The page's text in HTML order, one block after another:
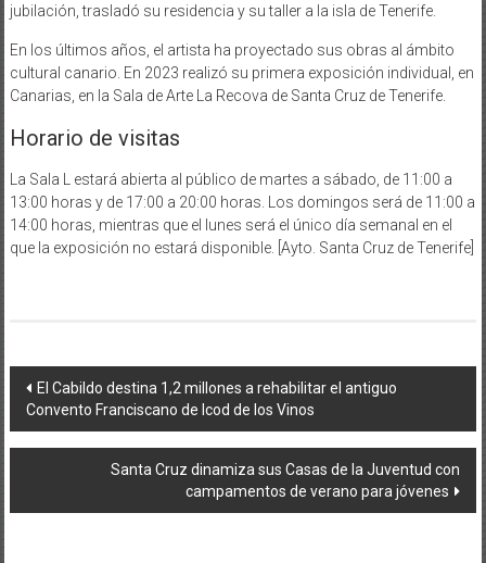
jubilación, trasladó su residencia y su taller a la isla de Tenerife.
En los últimos años, el artista ha proyectado sus obras al ámbito
cultural canario. En 2023 realizó su primera exposición individual, en
Canarias, en la Sala de Arte La Recova de Santa Cruz de Tenerife.
Horario de visitas
La Sala L estará abierta al público de martes a sábado, de 11:00 a
13:00 horas y de 17:00 a 20:00 horas. Los domingos será de 11:00 a
14:00 horas, mientras que el lunes será el único día semanal en el
que la exposición no estará disponible. [Ayto. Santa Cruz de Tenerife]
Navegación
de
entradas
El Cabildo destina 1,2 millones a rehabilitar el antiguo
Convento Franciscano de Icod de los Vinos
Santa Cruz dinamiza sus Casas de la Juventud con
campamentos de verano para jóvenes